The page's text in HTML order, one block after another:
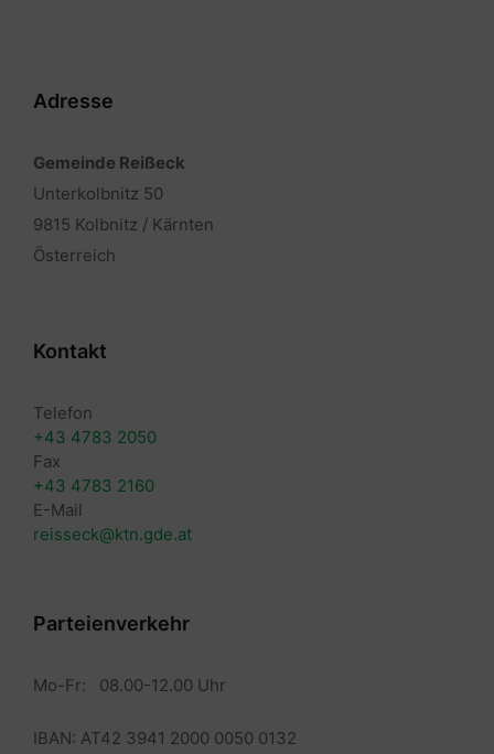
Adresse
Gemeinde Reißeck
Unterkolbnitz 50
9815 Kolbnitz / Kärnten
Österreich
Kontakt
Telefon
+43 4783 2050
Fax
+43 4783 2160
E-Mail
reisseck@ktn.gde.at
Parteienverkehr
Mo-Fr: 08.00-12.00 Uhr
IBAN: AT42 3941 2000 0050 0132